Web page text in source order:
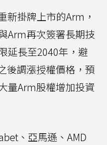
新掛牌上市的Arm，
Arm再次簽署長期技
延長至2040年，避
後調漲授權價格，預
量Arm股權增加投資
、亞馬遜、AMD